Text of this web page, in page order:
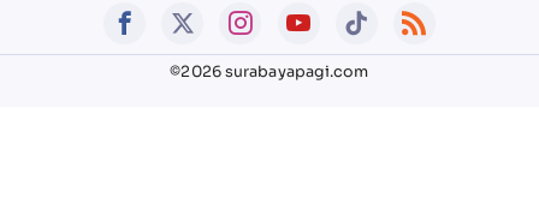
©2026 surabayapagi.com